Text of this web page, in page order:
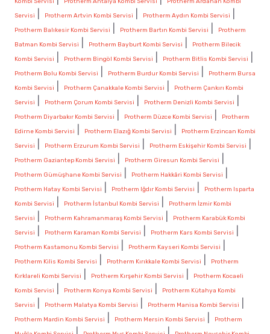
Servisi
Protherm Artvin Kombi Servisi Protherm Aydın Kombi Servisi
Protherm Balıkesir Kombi Servisi Protherm Bartın Kombi Servisi
Protherm
Batman Kombi Servisi
Protherm Bayburt Kombi Servisi
Protherm Bilecik
Kombi Servisi
Protherm Bingöl Kombi Servisi Protherm Bitlis Kombi Servisi
Protherm Bolu Kombi Servisi Protherm Burdur Kombi Servisi
Protherm Bursa
Kombi Servisi
Protherm Çanakkale Kombi Servisi
Protherm Çankırı Kombi
Servisi
Protherm Çorum Kombi Servisi Protherm Denizli Kombi Servisi
Protherm Diyarbakır Kombi Servisi Protherm Düzce Kombi Servisi
Protherm
Edirne Kombi Servisi
Protherm Elazığ Kombi Servisi
Protherm Erzincan Kombi
Servisi
Protherm Erzurum Kombi Servisi Protherm Eskişehir Kombi Servisi
Protherm Gaziantep Kombi Servisi Protherm Giresun Kombi Servisi
Protherm Gümüşhane Kombi Servisi Protherm Hakkâri Kombi Servisi
Protherm Hatay Kombi Servisi Protherm Iğdır Kombi Servisi
Protherm Isparta
Kombi Servisi
Protherm İstanbul Kombi Servisi
Protherm İzmir Kombi
Servisi
Protherm Kahramanmaraş Kombi Servisi
Protherm Karabük Kombi
Servisi
Protherm Karaman Kombi Servisi Protherm Kars Kombi Servisi
Protherm Kastamonu Kombi Servisi Protherm Kayseri Kombi Servisi
Protherm Kilis Kombi Servisi Protherm Kırıkkale Kombi Servisi
Protherm
Kırklareli Kombi Servisi
Protherm Kırşehir Kombi Servisi
Protherm Kocaeli
Kombi Servisi
Protherm Konya Kombi Servisi
Protherm Kütahya Kombi
Servisi
Protherm Malatya Kombi Servisi Protherm Manisa Kombi Servisi
Protherm Mardin Kombi Servisi Protherm Mersin Kombi Servisi
Protherm